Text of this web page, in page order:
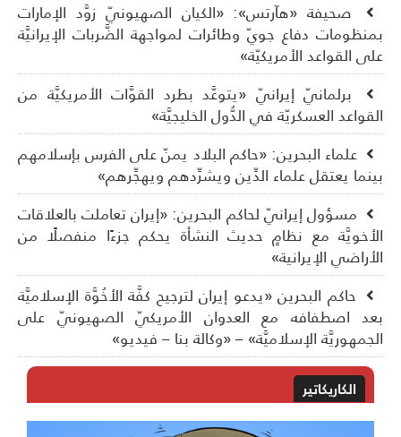
صحيفة «هآرتس»: «الكيان الصهيونيّ زوَّد الإمارات
دفاع جويّ وطائرات لمواجهة الضَّربات الإيرانيَّة
القواعد الأمريكيّة»
برلمانيّ إيرانيّ «يتوعَّد بطرد القوَّات الأمريكيَّة من
العسكريّة في الدُّول الخليجيَّة»
علماء البحرين: «حاكم البلاد يمنّ على الفرس بإسلامهم
يعتقل علماء الدِّين ويشرِّدهم ويهجِّرهم»
مسؤول إيرانيّ لحاكم البحرين: «إيران تعاملت بالعلاقات
مع نظامٍ حديث النشأة يحكم جزءًا منفصلًا من
الإيرانية»
حاكم البحرين «يدعو إيران لترجيح كفَّة الأخُوَّة الإسلاميَّة
اصطفافه مع العدوان الأمريكيّ الصهيونيّ على
الإسلاميَّة» – «وكالة بنا – فيديو»
الكاريكاتير